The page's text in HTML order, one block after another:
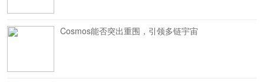
Cosmos能否突出重围，引领多链宇宙